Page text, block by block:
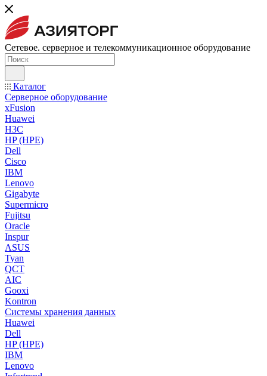
Сетевое. серверное и телекоммуникационное оборудование
Каталог
Серверное оборудование
xFusion
Huawei
H3C
HP (HPE)
Dell
Cisco
IBM
Lenovo
Gigabyte
Supermicro
Fujitsu
Oracle
Inspur
ASUS
Tyan
QCT
AIC
Gooxi
Kontron
Системы хранения данных
Huawei
Dell
HP (HPE)
IBM
Lenovo